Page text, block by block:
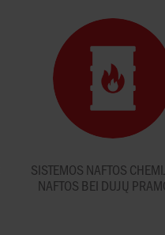
SISTEMOS NAFTOS
NAFTOS BEI DUJŲ